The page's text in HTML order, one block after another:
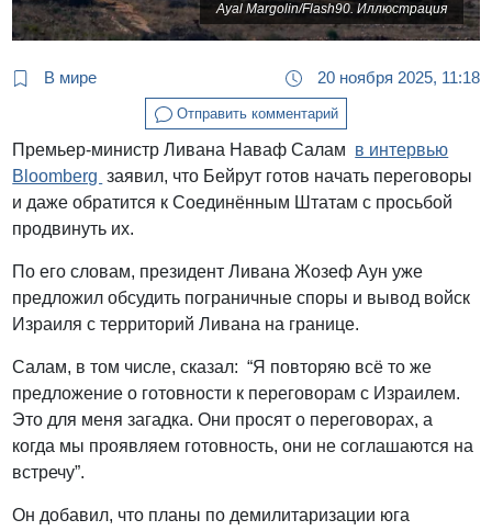
Ayal Margolin/Flash90. Иллюстрация
В мире 20 ноября 2025, 11:18
Отправить комментарий
Премьер-министр Ливана Наваф Салам в интервью
Bloomberg заявил, что Бейрут готов начать переговоры
и даже обратится к Соединённым Штатам с просьбой
продвинуть их.
По его словам, президент Ливана Жозеф Аун уже
предложил обсудить пограничные споры и вывод войск
Израиля с территорий Ливана на границе.
Салам, в том числе, сказал: “Я повторяю всё то же
предложение о готовности к переговорам с Израилем.
Это для меня загадка. Они просят о переговорах, а
когда мы проявляем готовность, они не соглашаются на
встречу”.
Он добавил, что планы по демилитаризации юга